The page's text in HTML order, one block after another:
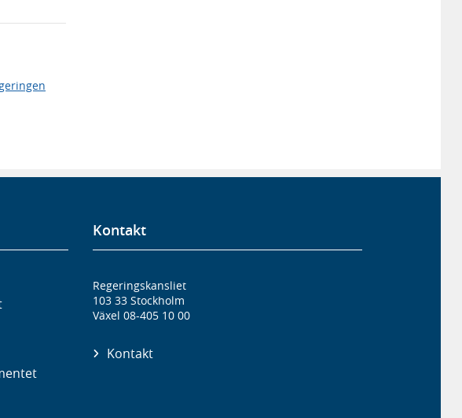
Kontakt
Regeringskansliet
103 33 Stockholm
Växel 08-405 10 00
Kontakt